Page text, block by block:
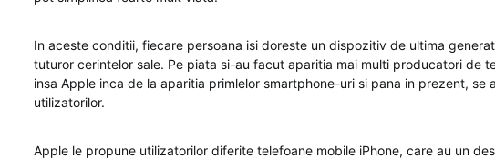
In aceste conditii, fiecare persoana isi doreste un dispozitiv de ultima
tuturor cerintelor sale. Pe piata si-au facut aparitia mai multi producatori de
insa Apple inca de la aparitia primlelor smartphone-uri si pana in prezent, se
utilizatorilor.
Apple le propune utilizatorilor diferite telefoane mobile iPhone, care au un